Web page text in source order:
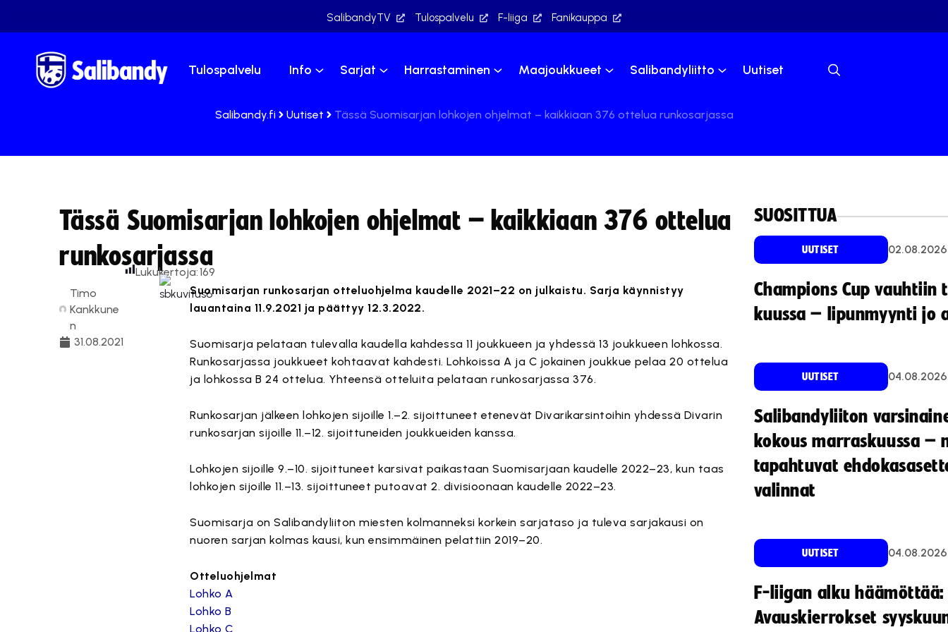
SalibandyTV Tulospalvelu F-liiga Fanikauppa
Tulospalvelu Info Sarjat Harrastaminen Maajoukkueet Salibandyliitto Uutiset
Salibandy.fi Uutiset Tässä Suomisarjan lohkojen ohjelmat – kaikkiaan 376 ottelua runkosarjassa
Tässä Suomisarjan lohkojen ohjelmat – kaikkiaan 376 ottelua
runkosarjassa
Timo
Kankkune
n
31.08.2021
Lukukertoja:169
Suomisarjan runkosarjan otteluohjelma kaudelle 2021–22 on julkaistu. Sarja käynnistyy
lauantaina 11.9.2021 ja päättyy 12.3.2022.
Suomisarja pelataan tulevalla kaudella kahdessa 11 joukkueen ja yhdessä 13 joukkueen lohkossa.
Runkosarjassa joukkueet kohtaavat kahdesti. Lohkoissa A ja C jokainen joukkue pelaa 20 ottelua
ja lohkossa B 24 ottelua. Yhteensä otteluita pelataan runkosarjassa 376.
Runkosarjan jälkeen lohkojen sijoille 1.–2. sijoittuneet etenevät Divarikarsintoihin yhdessä Divarin
runkosarjan sijoille 11.–12. sijoittuneiden joukkueiden kanssa.
Lohkojen sijoille 9.–10. sijoittuneet karsivat paikastaan Suomisarjaan kaudelle 2022–23, kun taas
lohkojen sijoille 11.–13. sijoittuneet putoavat 2. divisioonaan kaudelle 2022–23.
Suomisarja on Salibandyliiton miesten kolmanneksi korkein sarjataso ja tuleva sarjakausi on
nuoren sarjan kolmas kausi, kun ensimmäinen pelattiin 2019–20.
Otteluohjelmat
Lohko A
Lohko B
Lohko C
SUOSITTUA
UUTISET 02.08.2026
Champions Cup vauhtiin
kuussa – lipunmyynti jo
UUTISET 04.08.2026
Salibandyliiton
kokous marraskuussa –
tapahtuvat
valinnat
UUTISET 04.08.2026
F-liigan alku häämöttää:
Avauskierrokset